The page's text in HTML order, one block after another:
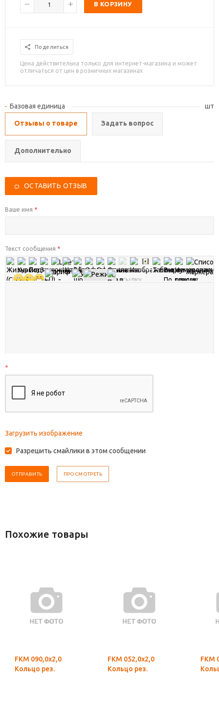
В КОРЗИНУ
Поделиться
Цена действительна только для интернет-магазина и может
отличаться от цен в розничных магазинах
Базовая единица шт
Отзывы о товаре Задать вопрос
Дополнительно
ОСТАВИТЬ ОТЗЫВ
Ваше имя *
Текст сообщения *
*
Загрузить изображение
Разрешить смайлики в этом сообщении
Похожие товары
FKM 090,0х2,0
Кольцо рез.
FKM 052,0х2,0
Кольцо рез.
FKM